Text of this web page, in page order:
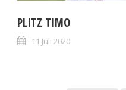
PLITZ TIMO
11 Juli 2020